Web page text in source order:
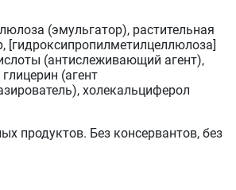
(эмульгатор), растительная
[гидроксипропилметилцеллюлоза]
(антислеживающий агент),
(агент
холекальциферол
продуктов. Без консервантов, без